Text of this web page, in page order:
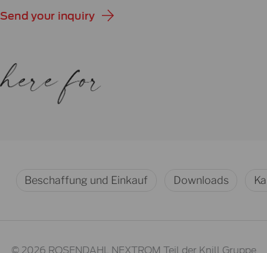
Send your inquiry
Beschaffung und Einkauf Downloads
© 2026 ROSENDAHL NEXTROM Teil der Knill Gruppe